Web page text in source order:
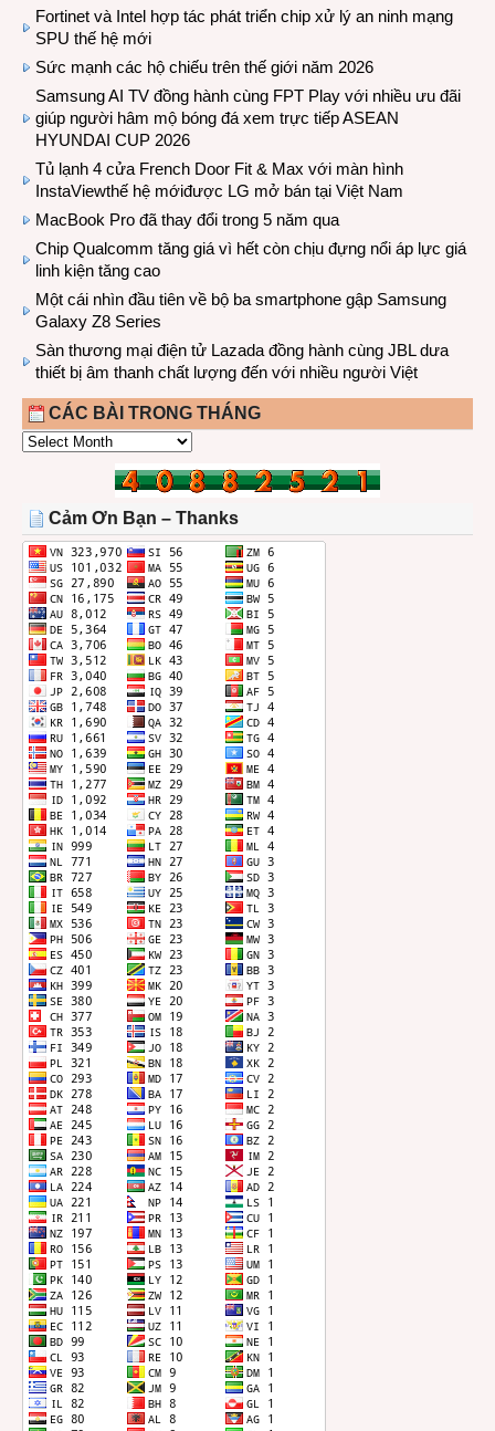
Fortinet và Intel hợp tác phát triển chip xử lý an ninh mạng
SPU thế hệ mới
Sức mạnh các hộ chiếu trên thế giới năm 2026
Samsung AI TV đồng hành cùng FPT Play với nhiều ưu đãi
giúp người hâm mộ bóng đá xem trực tiếp ASEAN
HYUNDAI CUP 2026
Tủ lạnh 4 cửa French Door Fit & Max với màn hình
InstaViewthế hệ mớiđược LG mở bán tại Việt Nam
MacBook Pro đã thay đổi trong 5 năm qua
Chip Qualcomm tăng giá vì hết còn chịu đựng nổi áp lực giá
linh kiện tăng cao
Một cái nhìn đầu tiên về bộ ba smartphone gập Samsung
Galaxy Z8 Series
Sàn thương mại điện tử Lazada đồng hành cùng JBL dưa
thiết bị âm thanh chất lượng đến với nhiều người Việt
CÁC BÀI TRONG THÁNG
CÁC
THÁNG
Cảm Ơn Bạn – Thanks